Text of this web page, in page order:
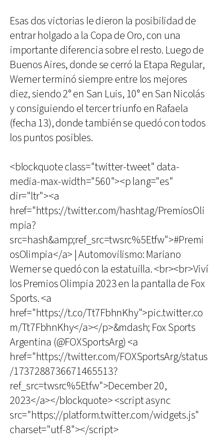
Esas dos victorias le dieron la posibilidad de
entrar holgado a la Copa de Oro, con una
importante diferencia sobre el resto. Luego de
Buenos Aires, donde se cerró la Etapa Regular,
Werner terminó siempre entre los mejores
diez, siendo 2° en San Luis, 10° en San Nicolás
y consiguiendo el tercer triunfo en Rafaela
(fecha 13), donde también se quedó con todos
los puntos posibles.
<blockquote class="twitter-tweet" data-
media-max-width="560"><p lang="es"
dir="ltr"><a
href="https://twitter.com/hashtag/PremiosOli
mpia?
src=hash&amp;ref_src=twsrc%5Etfw">#Premi
osOlimpia</a> | Automovilismo: Mariano
Werner se quedó con la estatuilla. <br><br>Viví
los Premios Olimpia 2023 en la pantalla de Fox
Sports. <a
href="https://t.co/Tt7FbhnKhy">pic.twitter.co
m/Tt7FbhnKhy</a></p>&mdash; Fox Sports
Argentina (@FOXSportsArg) <a
href="https://twitter.com/FOXSportsArg/status
/1737288736671465513?
ref_src=twsrc%5Etfw">December 20,
2023</a></blockquote> <script async
src="https://platform.twitter.com/widgets.js"
charset="utf-8"></script>